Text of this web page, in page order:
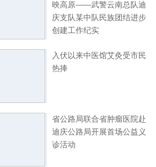
映高原——武警云南总队迪
庆支队某中队民族团结进步
创建工作纪实
入伏以来中医馆艾灸受市民
热捧
省公路局联合省肿瘤医院赴
迪庆公路局开展首场公益义
诊活动